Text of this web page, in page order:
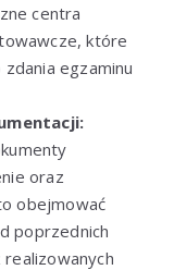
centra
które
egzaminu
oraz
obejmować
poprzednich